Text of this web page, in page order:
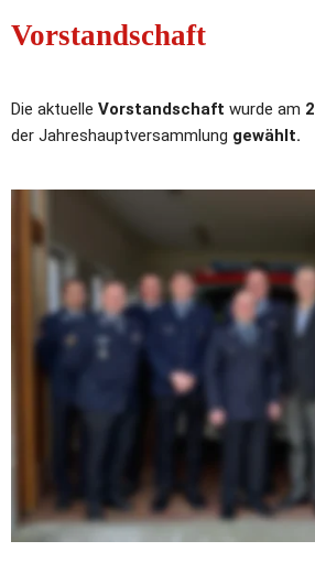
Vorstandschaft
Die aktuelle Vorstandschaft wurde am
der Jahreshauptversammlung gewählt.
2. Kommandant: Stefan Süß
1. Vorsitzender:
Scheuerer
Matthias
Andreas
Süß
Kassenprüfer: Gerald Scheuerer &